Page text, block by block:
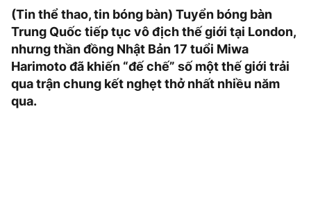
(Tin thể thao, tin bóng bàn) Tuyển bóng bàn
Trung Quốc tiếp tục vô địch thế giới tại London,
nhưng thần đồng Nhật Bản 17 tuổi Miwa
Harimoto đã khiến “đế chế” số một thế giới trải
qua trận chung kết nghẹt thở nhất nhiều năm
qua.